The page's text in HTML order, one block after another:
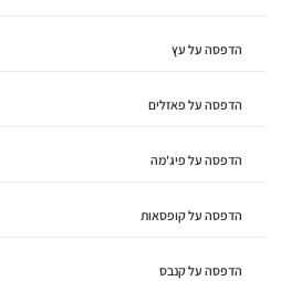
הדפסה על עץ
הדפסה על פאזלים
הדפסה על פיג'מה
הדפסה על קופסאות
הדפסה על קנבס